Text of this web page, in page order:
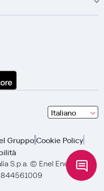
Italiano
seleziona
una
con
frecce
GruppoCookie Policy
S.p.a. © Enel Energia